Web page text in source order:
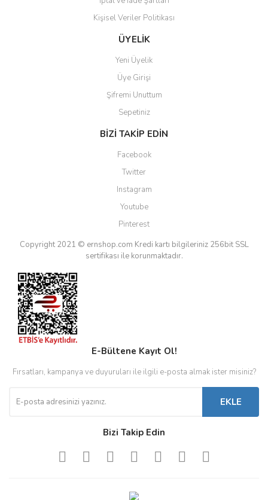
Gönder
Kişisel Veriler Politikası
ÜYELİK
Yeni Üyelik
Üye Girişi
Şifremi Unuttum
Sepetiniz
BİZİ TAKİP EDİN
Facebook
Twitter
Instagram
Youtube
Pinterest
Copyright 2021 © ernshop.com Kredi kartı bilgileriniz 256bit SSL
sertifikası ile korunmaktadır.
E-Bültene Kayıt Ol!
Fırsatları, kampanya ve duyuruları ile ilgili e-posta almak ister misiniz?
EKLE
Bizi Takip Edin